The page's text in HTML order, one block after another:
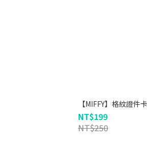
【MIFFY】格紋證件
NT$199
NT$250